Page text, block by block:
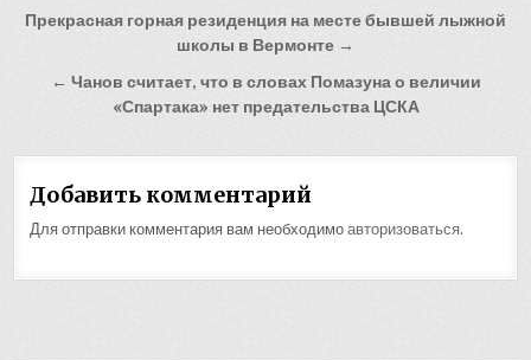
Навигация
записям
Прекрасная горная резиденция на месте бывшей лыжной
школы в Вермонте →
← Чанов считает, что в словах Помазуна о величии
«Спартака» нет предательства ЦСКА
Добавить комментарий
Для отправки комментария вам необходимоавторизоваться.